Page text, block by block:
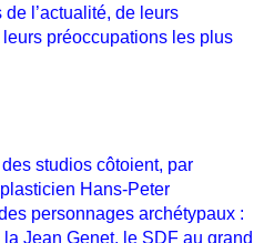
l’actualité, de leurs
préoccupations les plus
studios côtoient, par
Hans-Peter
personnages archétypaux :
Jean Genet, le SDF au grand